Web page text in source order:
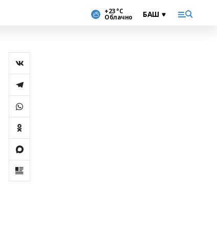
+23 °С
Облачно